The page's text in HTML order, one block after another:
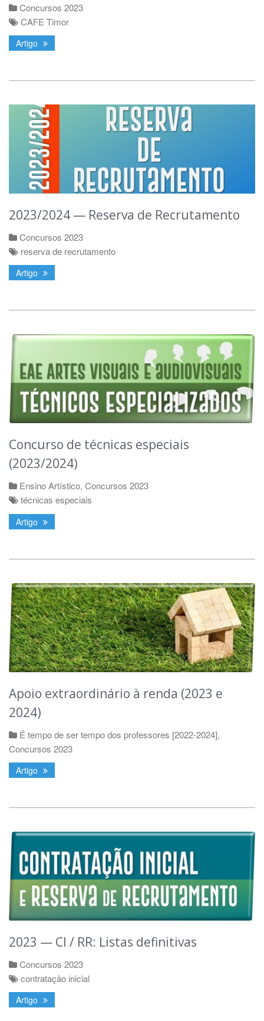
Concursos 2023
CAFE Timor
Artigo
2023/2024 — Reserva de Recrutamento
Concursos 2023
reserva de recrutamento
Artigo
Concurso de técnicas especiais
(2023/2024)
Ensino Artístico, Concursos 2023
técnicas especiais
Artigo
Apoio extraordinário à renda (2023 e
2024)
É tempo de ser tempo dos professores [2022-2024],
Concursos 2023
Artigo
2023 — CI / RR: Listas definitivas
Concursos 2023
contratação inicial
Artigo